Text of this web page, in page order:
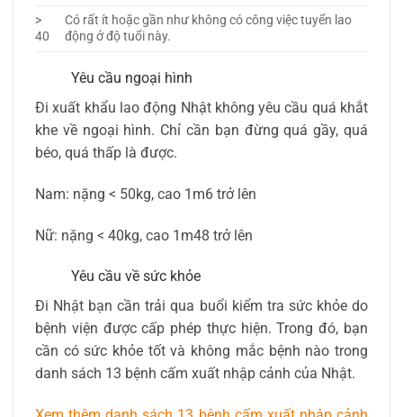
>
40
Có rất ít hoặc gần như không có công việc tuyển lao
động ở độ tuổi này.
Yêu cầu ngoại hình
Đi xuất khẩu lao động Nhật không yêu cầu quá khắt
khe về ngoại hình. Chỉ cần bạn đừng quá gầy, quá
béo, quá thấp là được.
Nam: nặng < 50kg, cao 1m6 trở lên
Nữ: nặng < 40kg, cao 1m48 trở lên
Yêu cầu về sức khỏe
Đi Nhật bạn cần trải qua buổi kiểm tra sức khỏe do
bệnh viện được cấp phép thực hiện. Trong đó, bạn
cần có sức khỏe tốt và không mắc bệnh nào trong
danh sách 13 bệnh cấm xuất nhập cảnh của Nhật.